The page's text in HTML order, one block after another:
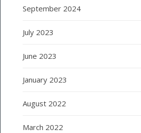
September 2024
July 2023
June 2023
January 2023
August 2022
March 2022